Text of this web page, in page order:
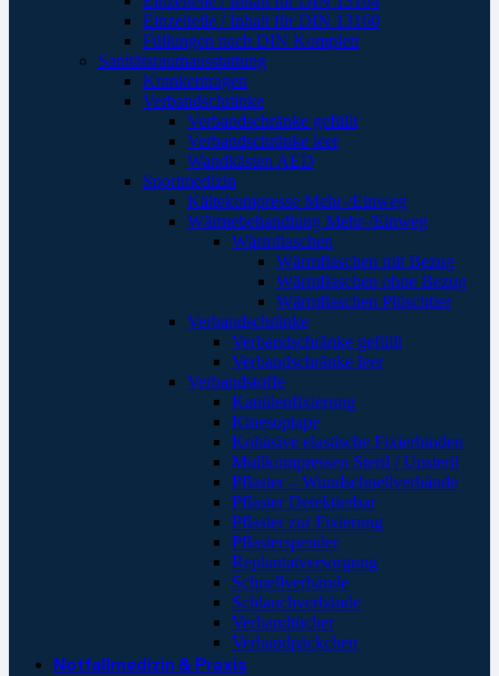
Einzelteile / Inhalt für DIN 13160
Füllungen nach DIN Komplett
Sanitätsraumausstattung
Krankentragen
Verbandschränke
Verbandschränke gefüllt
Verbandschränke leer
Wandkästen AED
Sportmedizin
Kältekompresse Mehr-/Einweg
Wärmebehandlung Mehr-/Einweg
Wärmflaschen
Wärmflaschen mit Bezug
Wärmflaschen ohne Bezug
Wärmflaschen Plüschtier
Verbandschränke
Verbandschränke gefüllt
Verbandschränke leer
Verbandstoffe
Kanülenfixierung
Kinesoptape
Kohäsive elastische Fixierbinden
Mullkompressen Steril / Unsteril
Pflaster – Wundschnellverbände
Pflaster Detektierbar
Pflaster zur Fixierung
Pflasterspender
Replantatversorgung
Schnellverbände
Schlauchverbände
Verbandtücher
Verbandpäckchen
Notfallmedizin & Praxis